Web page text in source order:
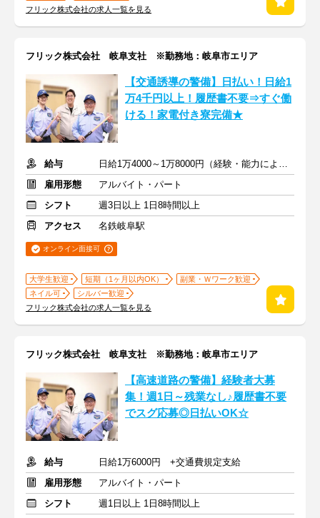
フリック株式会社の求人一覧を見る
フリック株式会社 岐阜支社 ※勤務地：岐阜市エリア
【交通誘導の警備】日払い！日給1
万4千円以上！履歴書不要⇒すぐ働
ける！家電付き寮完備★
給与
日給1万4000～1万8000円（経験・能力による）
雇用形態
アルバイト・パート
シフト
週3日以上 1日8時間以上
アクセス
名鉄岐阜駅
オンライン面接可
大学生歓迎 短期（1ヶ月以内OK）
副業・Ｗワーク歓迎
ネイル可
シルバー歓迎
フリック株式会社の求人一覧を見る
フリック株式会社 岐阜支社 ※勤務地：岐阜市エリア
【高速道路の警備】経験者大募
集！週1日～残業なし♪履歴書不要
でスグ応募◎日払いOK☆
給与
日給1万6000円 +交通費規定支給
雇用形態
アルバイト・パート
シフト
週1日以上 1日8時間以上